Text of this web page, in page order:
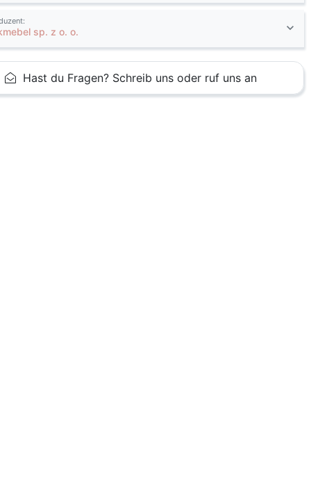
sp. z o. o.
Hast du Fragen? Schreib uns oder ruf uns an